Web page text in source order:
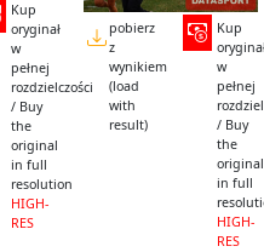
Kup
oryginał
w
pełnej
rozdzielczości
/ Buy
the
original
in full
resolution
HIGH-
RES
pobierz
z
wynikiem
(load
with
result)
Kup
w
pełnej
/ Buy
the
original
in full
HIGH-
RES